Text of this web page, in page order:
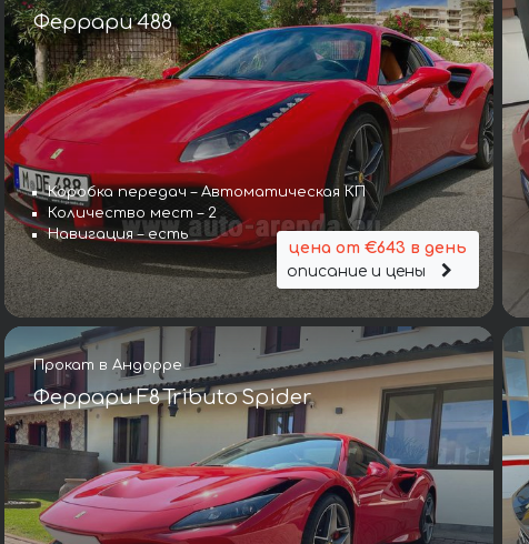
Феррари 488
Коробка передач – Автоматическая КП
Количество мест – 2
Навигация – есть
цена от €643 в день
описание и цены
Прокат в Андорре
Феррари F8 Tributo Spider